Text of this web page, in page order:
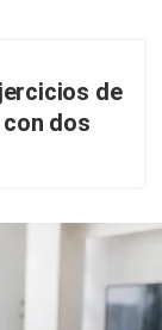
de
dos